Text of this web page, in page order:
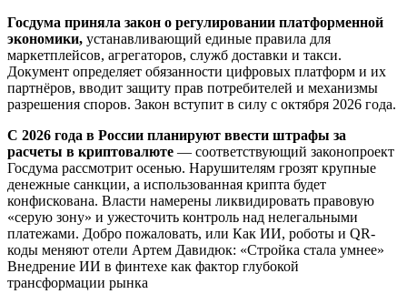
Госдума приняла закон о регулировании платформенной
экономики, устанавливающий единые правила для
маркетплейсов, агрегаторов, служб доставки и такси.
Документ определяет обязанности цифровых платформ и их
партнёров, вводит защиту прав потребителей и механизмы
разрешения споров. Закон вступит в силу с октября 2026 года.
С 2026 года в России планируют ввести штрафы за
расчеты в криптовалюте — соответствующий законопроект
Госдума рассмотрит осенью. Нарушителям грозят крупные
денежные санкции, а использованная крипта будет
конфискована. Власти намерены ликвидировать правовую
«серую зону» и ужесточить контроль над нелегальными
платежами. Добро пожаловать, или Как ИИ, роботы и QR-
коды меняют отели Артем Давидюк: «Стройка стала умнее»
Внедрение ИИ в финтехе как фактор глубокой
трансформации рынка